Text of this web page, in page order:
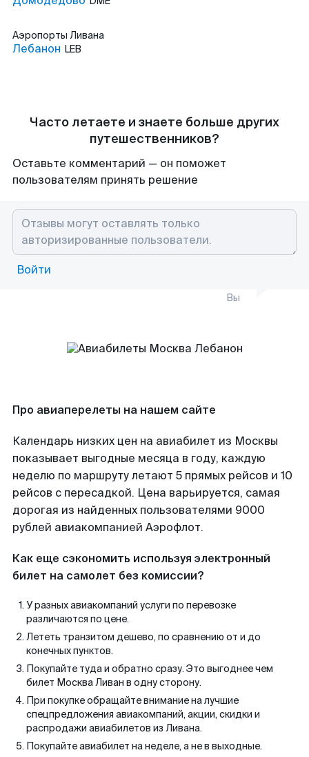
Аэропорты Ливана
Лебанон LEB
Часто летаете и знаете больше других
путешественников?
Оставьте комментарий — он поможет
пользователям принять решение
Войти
Вы
Про авиаперелеты на нашем сайте
Календарь низких цен на авиабилет из Москвы
показывает выгодные месяца в году, каждую
неделю по маршруту летают 5 прямых рейсов и 10
рейсов с пересадкой. Цена варьируется, самая
дорогая из найденных пользователями 9000
рублей авиакомпанией Аэрофлот.
Как еще сэкономить используя электронный
билет на самолет без комиссии?
У разных авиакомпаний услуги по перевозке
различаются по цене.
Лететь транзитом дешево, по сравнению от и до
конечных пунктов.
Покупайте туда и обратно сразу. Это выгоднее чем
билет Москва Ливан в одну сторону.
При покупке обращайте внимание на лучшие
спецпредложения авиакомпаний, акции, скидки и
распродажи авиабилетов из Ливана.
Покупайте авиабилет на неделе, а не в выходные.